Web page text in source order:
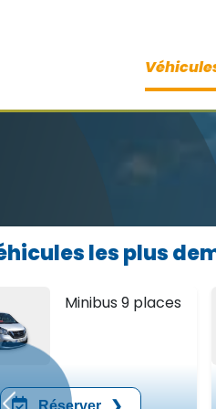
les plus
Minibus 9 places